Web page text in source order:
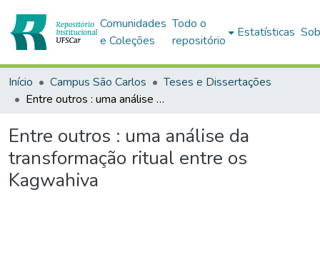
Comunidades
e Coleções
Todo o
repositório
Estatísticas
Início Campus São Carlos
Teses e Dissertações
Entre outros : uma análise da transformação ritual entre os Kagwahiva
Entre outros : uma análise da
transformação ritual entre os
Kagwahiva